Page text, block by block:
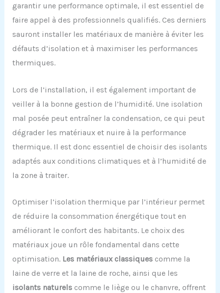
garantir une performance optimale, il est essentiel de
faire appel à des professionnels qualifiés. Ces derniers
sauront installer les matériaux de manière à éviter les
défauts d’isolation et à maximiser les performances
thermiques.
Lors de l’installation, il est également important de
veiller à la bonne gestion de l’humidité. Une isolation
mal posée peut entraîner la condensation, ce qui peut
dégrader les matériaux et nuire à la performance
thermique. Il est donc essentiel de choisir des isolants
adaptés aux conditions climatiques et à l’humidité de
la zone à traiter.
Optimiser l’isolation thermique par l’intérieur permet
de réduire la consommation énergétique tout en
améliorant le confort des habitants. Le choix des
matériaux joue un rôle fondamental dans cette
optimisation. Les matériaux classiquescomme la
laine de verre et la laine de roche, ainsi que les
isolants naturelscomme le liège ou le chanvre, offrent